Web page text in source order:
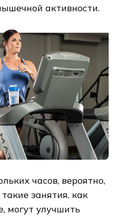
активности.
часов, вероятно,
занятия, как
могут улучшить